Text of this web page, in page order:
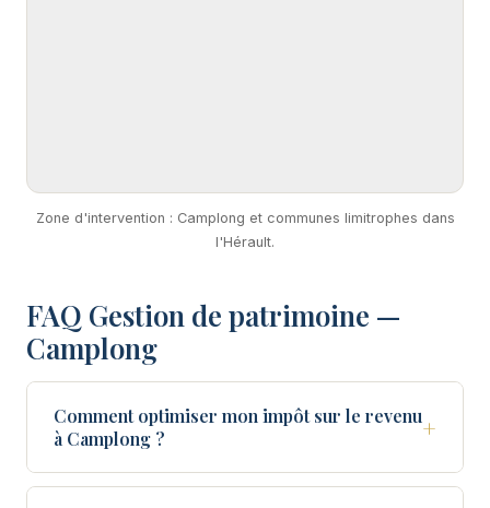
Zone d'intervention : Camplong et communes limitrophes dans
l'Hérault.
FAQ Gestion de patrimoine —
Camplong
Comment optimiser mon impôt sur le revenu
à Camplong ?
+